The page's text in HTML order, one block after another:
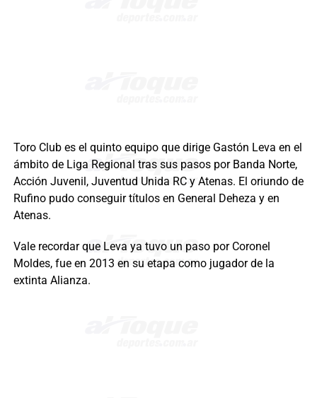
Toro Club es el quinto equipo que dirige Gastón Leva en el
ámbito de Liga Regional tras sus pasos por Banda Norte,
Acción Juvenil, Juventud Unida RC y Atenas. El oriundo de
Rufino pudo conseguir títulos en General Deheza y en
Atenas.
Vale recordar que Leva ya tuvo un paso por Coronel
Moldes, fue en 2013 en su etapa como jugador de la
extinta Alianza.